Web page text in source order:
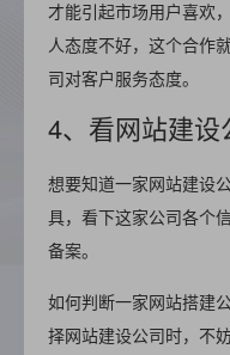
才能引起市场用户喜欢
人态度不好，这个合作
司对客户服务态度。
4、看网站建
想要知道一家网站建设
具，看下这家公司各个
备案。
如何判断一家网站搭建
择网站建设公司时，不